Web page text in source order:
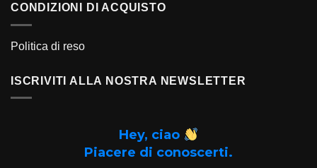
CONDIZIONI DI ACQUISTO
Politica di reso
ISCRIVITI ALLA NOSTRA NEWSLETTER
Hey, ciao
Piacere di conoscerti.